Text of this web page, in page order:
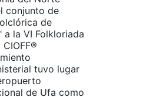
conjunto de
de
a la VI Folkloriada
tuvo lugar
de Ufa como